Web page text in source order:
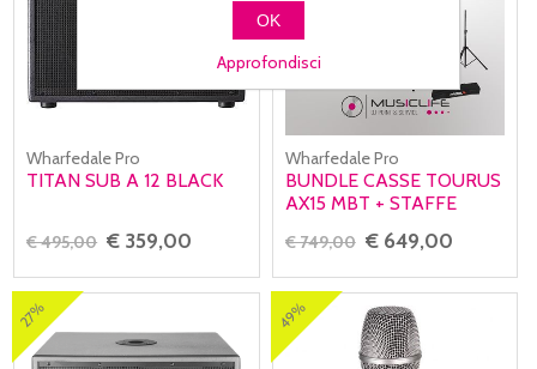
Wharfedale Pro
TITAN SUB A 12 BLACK
€ 495,00 € 359,00
Wharfedale Pro
BUNDLE CASSE TOURUS
AX15 MBT + STAFFE
€ 749,00 € 649,00
27% 49%
OK
Approfondisci